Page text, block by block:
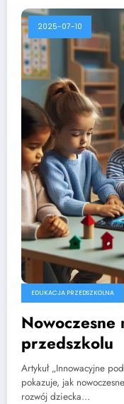
2025-07-10
EDUKACJA PRZEDSZKOLNA
Nowoczesne
przedszkolu
Artykuł „Innowacyjne
pokazuje, jak
rozwój dziecka…